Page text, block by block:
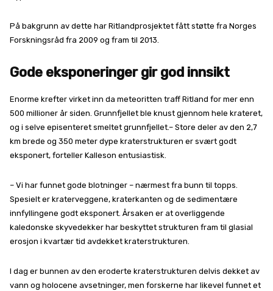
På bakgrunn av dette har Ritlandprosjektet fått støtte fra Norges
Forskningsråd fra 2009 og fram til 2013.
Gode eksponeringer gir god innsikt
Enorme krefter virket inn da meteoritten traff Ritland for mer enn
500 millioner år siden. Grunnfjellet ble knust gjennom hele krateret,
og i selve episenteret smeltet grunnfjellet.– Store deler av den 2,7
km brede og 350 meter dype kraterstrukturen er svært godt
eksponert, forteller Kalleson entusiastisk.
– Vi har funnet gode blotninger – nærmest fra bunn til topps.
Spesielt er kraterveggene, kraterkanten og de sedimentære
innfyllingene godt eksponert. Årsaken er at overliggende
kaledonske skyvedekker har beskyttet strukturen fram til glasial
erosjon i kvartær tid avdekket kraterstrukturen.
I dag er bunnen av den eroderte kraterstrukturen delvis dekket av
vann og holocene avsetninger, men forskerne har likevel funnet et